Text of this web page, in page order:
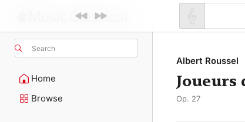
Search
Home
Browse
Albert Roussel
Joueurs
Op. 27